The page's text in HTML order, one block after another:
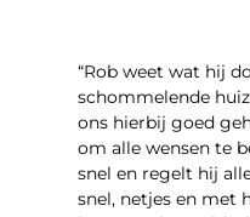
“Rob weet wat hij
schommelende
ons hierbij goed
om alle wensen te
snel en regelt hij
snel, netjes en met